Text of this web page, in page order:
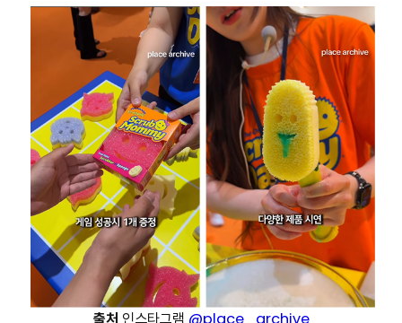
출처 인스타그램 @place_archive